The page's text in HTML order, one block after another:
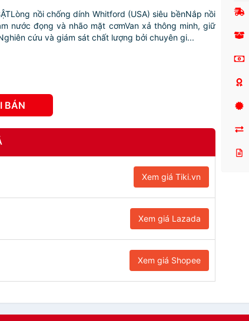
nồi chống dính Whitford (USA) siêu bềnNắp nồi
nước đọng và nhão mặt cơmVan xả thông minh, giữ
cứu và giám sát chất lượng bởi chuyên gi...
BÁN
Xem giá Tiki.vn
Xem giá Lazada
Xem giá Shopee